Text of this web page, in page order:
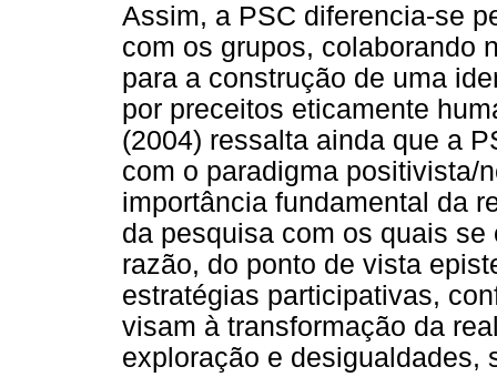
Assim, a PSC diferencia-se
com os grupos, colaborando
para a construção de uma
por preceitos eticamente
(2004) ressalta ainda que a
com o paradigma positivista/
importância fundamental da
da pesquisa com os quais
razão, do ponto de vista
estratégias participativas,
visam à transformação da
exploração e desigualdades,